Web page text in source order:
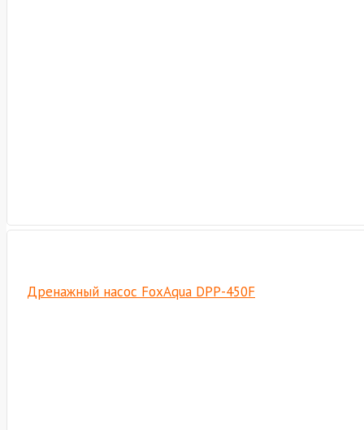
Дренажный насос FoxAqua DPP-450F